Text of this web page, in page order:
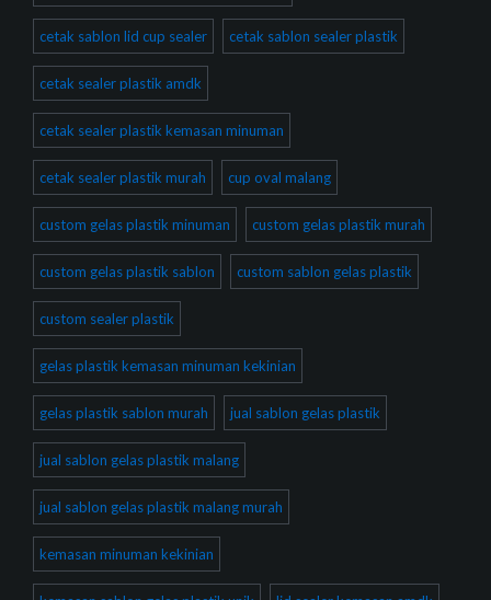
cetak sablon lid cup sealer cetak sablon sealer plastik
cetak sealer plastik amdk
cetak sealer plastik kemasan minuman
cetak sealer plastik murah cup oval malang
custom gelas plastik minuman custom gelas plastik murah
custom gelas plastik sablon custom sablon gelas plastik
custom sealer plastik
gelas plastik kemasan minuman kekinian
gelas plastik sablon murah jual sablon gelas plastik
jual sablon gelas plastik malang
jual sablon gelas plastik malang murah
kemasan minuman kekinian